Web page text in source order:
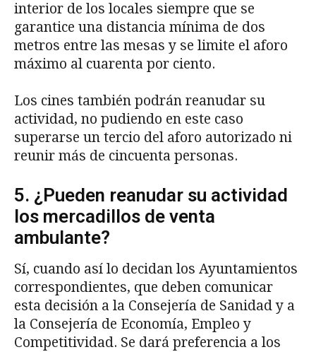
interior de los locales siempre que se
garantice una distancia mínima de dos
metros entre las mesas y se limite el aforo
máximo al cuarenta por ciento.
Los cines también podrán reanudar su
actividad, no pudiendo en este caso
superarse un tercio del aforo autorizado ni
reunir más de cincuenta personas.
5. ¿Pueden reanudar su actividad
los mercadillos de venta
ambulante?
Sí, cuando así lo decidan los Ayuntamientos
correspondientes, que deben comunicar
esta decisión a la Consejería de Sanidad y a
la Consejería de Economía, Empleo y
Competitividad. Se dará preferencia a los